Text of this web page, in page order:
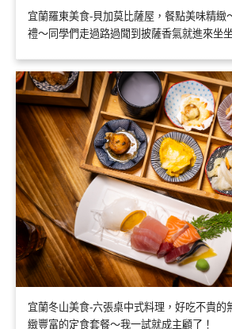
宜蘭羅東美食-貝加莫比薩屋，餐點美味精緻
禮～同學們走過路過聞到披薩香氣就進來坐
宜蘭冬山美食-六張桌中式料理，好吃不貴的
緻豐富的定食套餐～我一試就成主顧了！